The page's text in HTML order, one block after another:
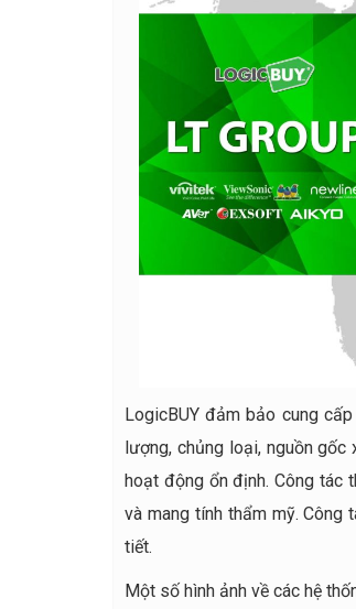
LogicBUY đảm bảo cung
lượng, chủng loại, nguồn
hoạt động ổn định. Công tác
và mang tính thẩm mỹ.
tiết.
Một số hình ảnh về các hệ